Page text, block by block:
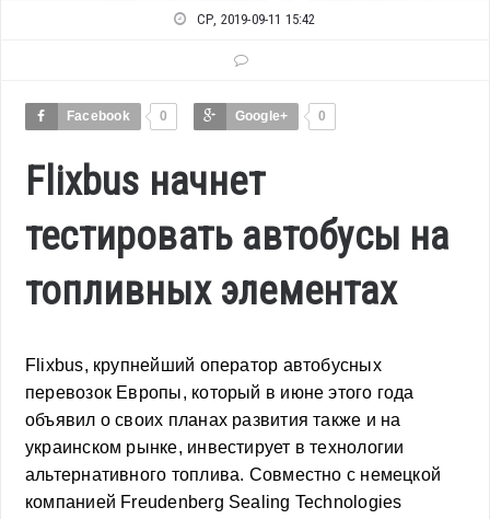
СР, 2019-09-11 15:42
Facebook 0 Google+ 0
Flixbus начнет
тестировать автобусы на
топливных элементах
Flixbus, крупнейший оператор автобусных
перевозок Европы, который в июне этого года
объявил о своих планах развития также и на
украинском рынке, инвестирует в технологии
альтернативного топлива. Совместно с немецкой
компанией Freudenberg Sealing Technologies